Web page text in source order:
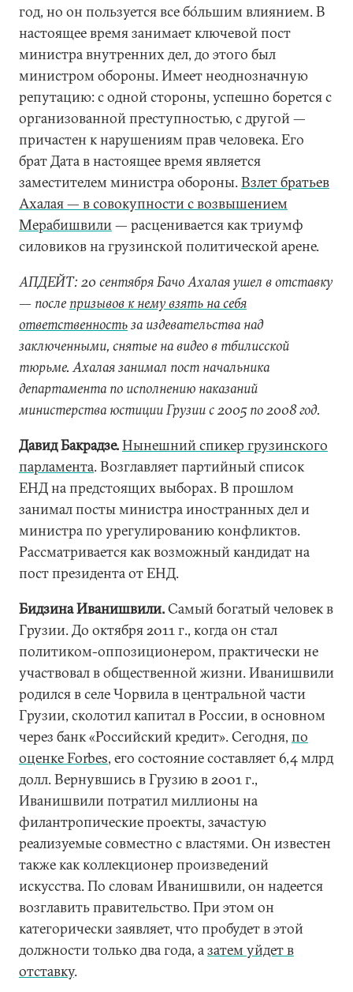
год, но он пользуется все бо́льшим влиянием. В
настоящее время занимает ключевой пост
министра внутренних дел, до этого был
министром обороны. Имеет неоднозначную
репутацию: с одной стороны, успешно борется с
организованной преступностью, с другой —
причастен к нарушениям прав человека. Его
брат Дата в настоящее время является
заместителем министра обороны.Взлет братьев
Ахалая — в совокупности с возвышением
Мерабишвили— расценивается как триумф
силовиков на грузинской политической арене.
АПДЕЙТ: 20 сентября Бачо Ахалая ушел в отставку
— послепризывов к нему взять на себя
ответственностьза издевательства над
заключенными, снятые на видео в тбилисской
тюрьме. Ахалая занимал пост начальника
департамента по исполнению наказаний
министерства юстиции Грузии с 2005 по 2008 год.
Давид Бакрадзе.Нынешний спикер грузинского
парламента. Возглавляет партийный список
ЕНД на предстоящих выборах. В прошлом
занимал посты министра иностранных дел и
министра по урегулированию конфликтов.
Рассматривается как возможный кандидат на
пост президента от ЕНД.
Бидзина Иванишвили.Самый богатый человек в
Грузии. До октября 2011 г., когда он стал
политиком-оппозиционером, практически не
участвовал в общественной жизни. Иванишвили
родился в селе Чорвила в центральной части
Грузии, сколотил капитал в России, в основном
через банк «Российский кредит». Сегодня, по
оценке Forbes, его состояние составляет 6,4 млрд
долл. Вернувшись в Грузию в 2001 г.,
Иванишвили потратил миллионы на
филантропические проекты, зачастую
реализуемые совместно с властями. Он известен
также как коллекционер произведений
искусства. По словам Иванишвили, он надеется
возглавить правительство. При этом он
категорически заявляет, что пробудет в этой
должности только два года, азатем уйдет в
отставку.